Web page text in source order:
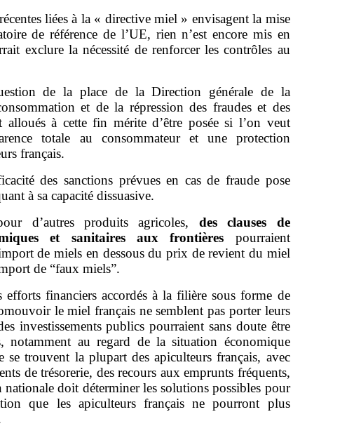
liées à la « directive miel » envisagent la mise
de référence de l’UE, rien n’est encore mis en
exclure la nécessité de renforcer les contrôles au
de la place de la Direction générale de la
et de la répression des fraudes et des
à cette fin mérite d’être posée si l’on veut
totale au consommateur et une protection
français.
des sanctions prévues en cas de fraude pose
à sa capacité dissuasive.
d’autres produits agricoles, des clauses de
et sanitaires aux frontières pourraient
de miels en dessous du prix de revient du miel
de “faux miels”.
efforts financiers accordés à la filière sous forme de
le miel français ne semblent pas porter leurs
investissements publics pourraient sans doute être
notamment au regard de la situation économique
se trouvent la plupart des apiculteurs français, avec
de trésorerie, des recours aux emprunts fréquents,
nationale doit déterminer les solutions possibles pour
que les apiculteurs français ne pourront plus